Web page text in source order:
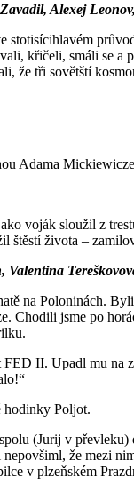
Alexej
křičeli, smáli se
že tři sovětští
Adama
voják sloužil z
štěstí života –
na Poloninách.
Chodili jsme po
II. Upadl mu na
hodinky Poljot.
(Jurij v
že mezi
v plzeňském